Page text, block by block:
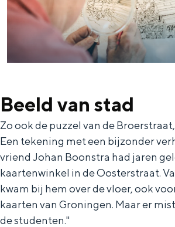
Beeld van stad
Zo ook de puzzel van de
Een tekening met een bijzonder
vriend Johan Boonstra had jaren
kaartenwinkel in de Oosterstraat.
kwam bij hem over de vloer, ook
kaarten van Groningen. Maar er
de studenten.''